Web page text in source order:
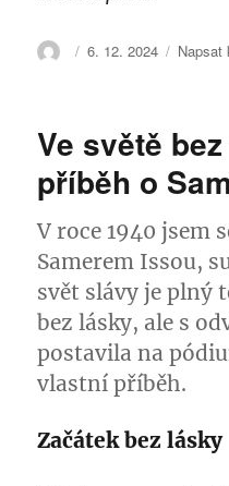
Autor:
Publikováno:
6. 12. 2024 Napsat
Ve světě
příběh o
V roce 1940 jsem
Samerem Issou,
svět slávy je plný
bez lásky, ale s
postavila na
vlastní příběh.
Začátek bez lásky